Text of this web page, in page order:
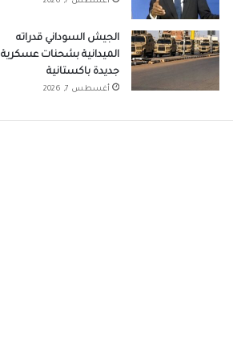
الجيش السوداني قدراته
الميدانية بشحنات عسكرية
جديدة باكستانية
أغسطس 7, 2026